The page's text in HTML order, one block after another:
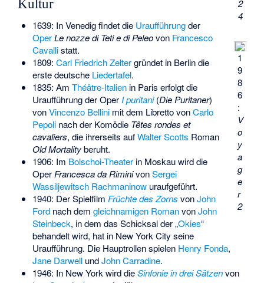
2
4
1
9
8
6
:
V
o
y
a
g
e
r
2
Kultur
1639: In Venedig findet die Uraufführungder
Oper Le nozze di Teti e di Peleovon Francesco
Cavallistatt.
1809: Carl Friedrich Zeltergründet in Berlin die
erste deutsche Liedertafel.
1835: Am Théâtre-Italienin Paris erfolgt die
Uraufführung der Oper I puritani(Die Puritaner)
vonVincenzo Bellinimit dem Libretto vonCarlo
Pepolinach der Komödie Têtes rondes et
cavaliers, die ihrerseits aufWalter Scotts Roman
Old Mortalityberuht.
1906: Im Bolschoi-Theaterin Moskau wird die
Oper Francesca da RiminivonSergei
Wassiljewitsch Rachmaninowuraufgeführt.
1940: Der Spielfilm Früchte des Zorns vonJohn
Fordnach dem gleichnamigen RomanvonJohn
Steinbeck, in dem das Schicksal der „Okies“
behandelt wird, hat in New York City seine
Uraufführung. Die Hauptrollen spielen Henry Fonda,
Jane DarwellundJohn Carradine.
1946: In New York wird dieSinfonie in drei Sätzenvon